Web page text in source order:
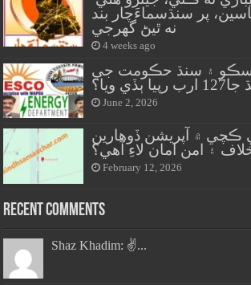
پر سنڌسماءَچار بند
نه ٿيڻ گهرجي
4 weeks ago
۽ سنڌ حڪومت جي
ويا؟
June 2, 2026
۾ آپريشن ڏوهارين
۽ امن امان لاءِ آهي؟
February 12, 2026
Recent Comments
Shaz Khadim: ✌️...